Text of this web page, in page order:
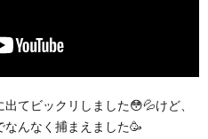
てビックリしました😳💦けど、
なんなく捕まえました🥳